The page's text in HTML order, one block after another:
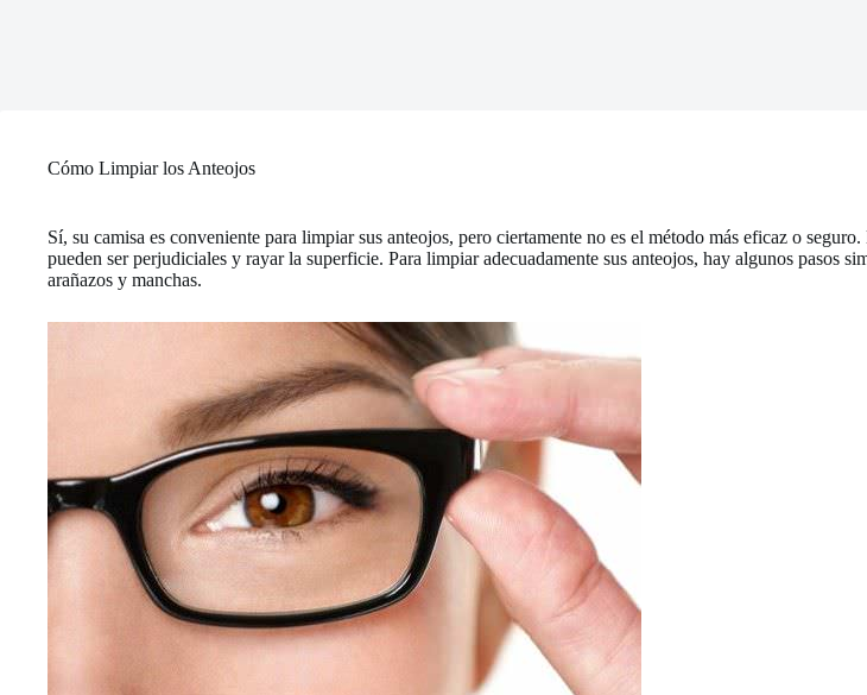
Cómo Limpiar los Anteojos
Sí, su camisa es conveniente para limpiar sus anteojos, pero ciertamente no es el método más eficaz o
pueden ser perjudiciales y rayar la superficie. Para limpiar adecuadamente sus anteojos, hay algunos pasos
arañazos y manchas.